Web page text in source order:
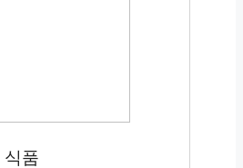
식품